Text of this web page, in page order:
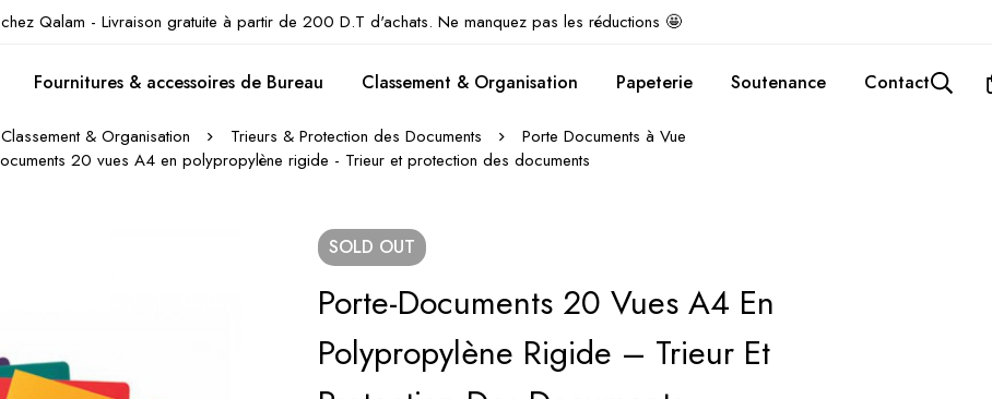
Qalam - Livraison gratuite à partir de 200 D.T d'achats. Ne manquez pas les réductions 🤩
Fournitures & accessoires de Bureau Classement & Organisation Papeterie Soutenance Contact
Classement & Organisation Trieurs & Protection des Documents
Porte Documents à Vue
20 vues A4 en polypropylène rigide - Trieur et protection des documents
SOLD OUT
Porte-Documents 20 Vues A4 En
Polypropylène Rigide – Trieur Et